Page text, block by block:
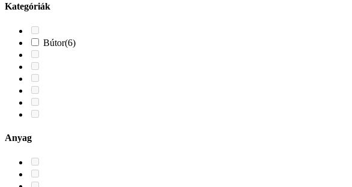
Kategóriák
Bútor(6)
Anyag